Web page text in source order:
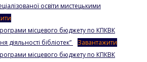
освіти мистецькими
місцевого бюджету по КПКВК
діяльності бібліотек”
Завантажити
місцевого бюджету по КПКВК